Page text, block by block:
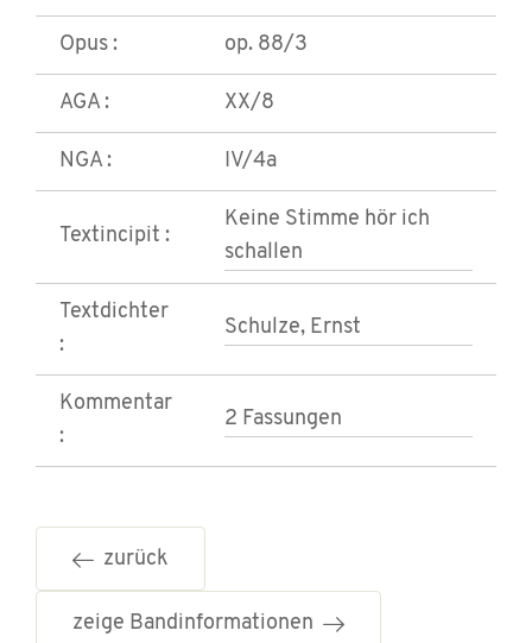
Opus : op. 88/3
AGA : XX/8
NGA : IV/4a
Textincipit :
Keine Stimme hör ich
schallen
Textdichter
:
Schulze, Ernst
Kommentar
:
2 Fassungen
zurück
zeige Bandinformationen